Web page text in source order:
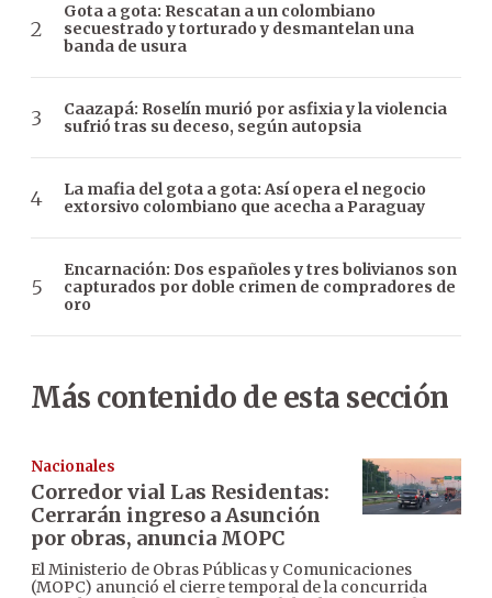
Gota a gota: Rescatan a un colombiano
secuestrado y torturado y desmantelan una
banda de usura
Caazapá: Roselín murió por asfixia y la violencia
sufrió tras su deceso, según autopsia
La mafia del gota a gota: Así opera el negocio
extorsivo colombiano que acecha a Paraguay
Encarnación: Dos españoles y tres bolivianos son
capturados por doble crimen de compradores de
oro
Más contenido de esta sección
Nacionales
Corredor vial Las Residentas:
Cerrarán ingreso a Asunción
por obras, anuncia MOPC
El Ministerio de Obras Públicas y Comunicaciones
(MOPC) anunció el cierre temporal de la concurrida